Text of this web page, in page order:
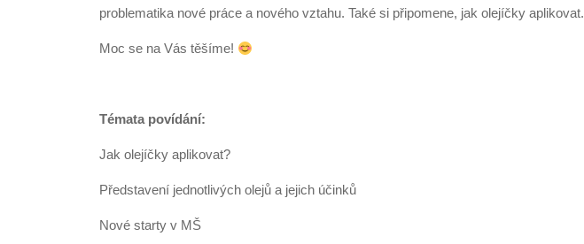
problematika nové práce a nového vztahu. Také si připomene, jak olejíčky aplikovat.
Moc se na Vás těšíme!
Témata povídání:
Jak olejíčky aplikovat?
Představení jednotlivých olejů a jejich účinků
Nové starty v MŠ